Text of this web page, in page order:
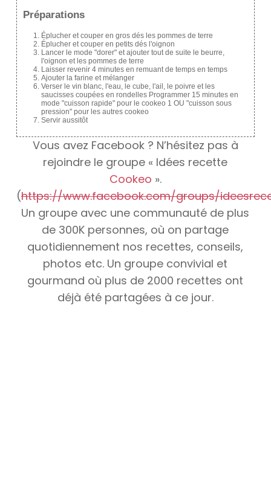
Préparations
Éplucher et couper en gros dés les pommes de terre
Éplucher et couper en petits dés l'oignon
Lancer le mode "dorer" et ajouter tout de suite le beurre,
l'oignon et les pommes de terre
Laisser revenir 4 minutes en remuant de temps en temps
Ajouter la farine et mélanger
Verser le vin blanc, l'eau, le cube, l'ail, le poivre et les
saucisses coupées en rondelles Programmer 15 minutes en
mode "cuisson rapide" pour le cookeo 1 OU "cuisson sous
pression" pour les autres cookeo
Servir aussitôt
Vous avez Facebook ? N’hésitez pas à
rejoindre le groupe « Idées recette
Cookeo ».
(https://www.facebook.com/groups/
Un groupe avec une communauté de plus
de 300K personnes, où on partage
quotidiennement nos recettes, conseils,
photos etc. Un groupe convivial et
gourmand où plus de 2000 recettes ont
déjà été partagées à ce jour.